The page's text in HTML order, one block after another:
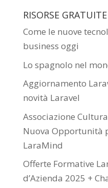
RISORSE GRATUITE
Come le nuove
business oggi
Lo spagnolo nel
Aggiornamento
novità Laravel
Associazione
Nuova Opportunità
LaraMind
Offerte Formative
d’Azienda 2025 +